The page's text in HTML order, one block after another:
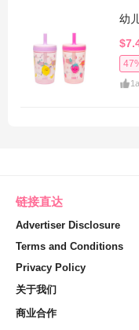
幼
1
链接直达
Advertiser Disclosure
Terms and Conditions
Privacy Policy
关于我们
商业合作